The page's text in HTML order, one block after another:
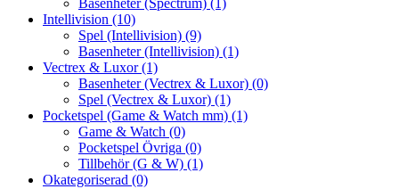
Basenheter (Spectrum) (1)
Intellivision (10)
Spel (Intellivision) (9)
Basenheter (Intellivision) (1)
Vectrex & Luxor(1)
Basenheter (Vectrex & Luxor) (0)
Spel (Vectrex & Luxor) (1)
Pocketspel (Game & Watch mm) (1)
Game & Watch (0)
Pocketspel Övriga (0)
Tillbehör (G & W) (1)
Okategoriserad (0)